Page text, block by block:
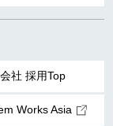
社 採用Top
Works Asia